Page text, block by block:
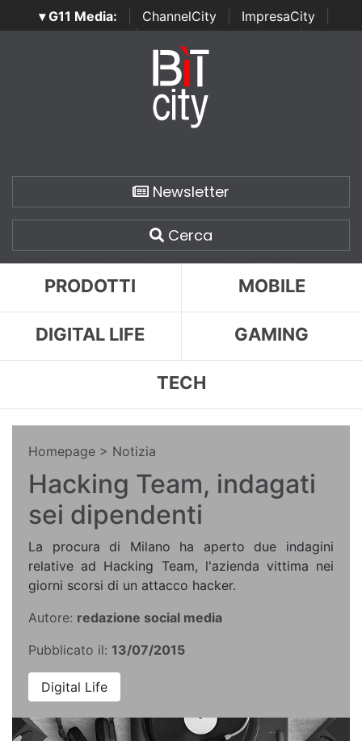
▾ G11 Media: ChannelCity ImpresaCity
SecurityOpenLab | Italian Channel Awards | Italian
Italian Security Awards
Newsletter
Cerca
PRODOTTI MOBILE
DIGITAL LIFE GAMING
TECH
Homepage > Notizia
Hacking Team, indagati
sei dipendenti
La procura di Milano ha aperto due indagini
relative ad Hacking Team, l'azienda vittima nei
giorni scorsi di un attacco hacker.
Autore: redazione social media
Pubblicato il: 13/07/2015
Digital Life